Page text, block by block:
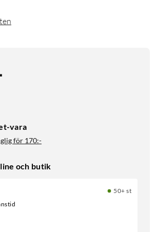
vara
för 170:-
och butik
50+ st